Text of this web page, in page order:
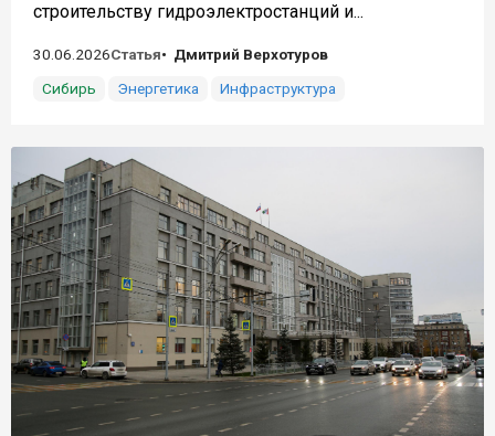
строительству гидроэлектростанций и...
30.06.2026Статья
Дмитрий Верхотуров
Сибирь
Энергетика Инфраструктура